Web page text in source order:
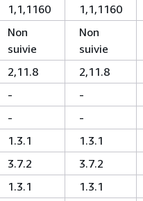
1,1,1160 1,1,1160
Non
suivie
Non
suivie
2,11.8 2,11.8
- -
- -
1.3.1 1.3.1
3.7.2 3.7.2
1.3.1 1.3.1